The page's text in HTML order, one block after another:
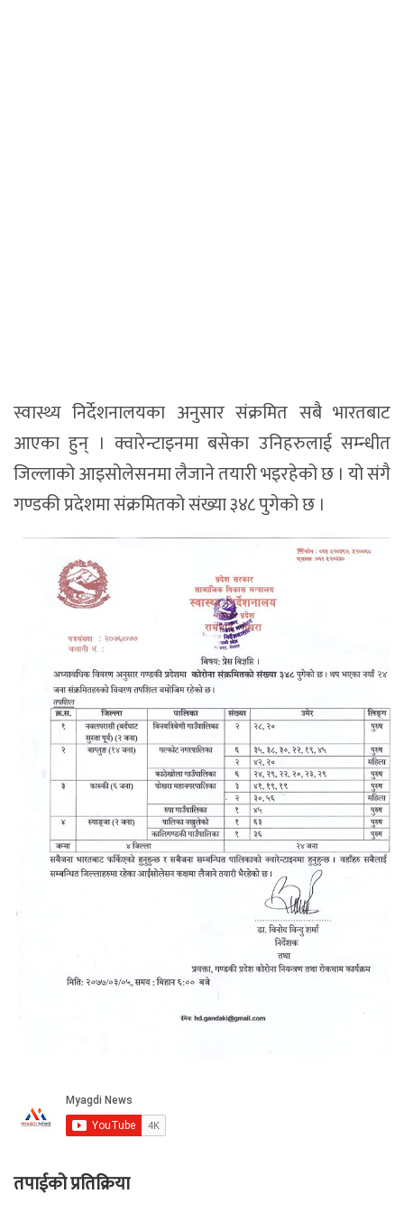
स्वास्थ्य निर्देशनालयका अनुसार संक्रमित सबै भारतबाट
आएका हुन् । क्वारेन्टाइनमा बसेका उनिहरुलाई सम्न्धीत
जिल्लाको आइसोलेसनमा लैजाने तयारी भइरहेको छ । यो संगै
गण्डकी प्रदेशमा संक्रमितको संख्या ३४८ पुगेको छ ।
तपाईको प्रतिक्रिया